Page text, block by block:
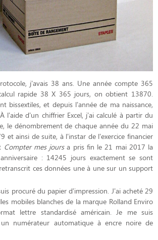
j’avais 38 ans. Une année compte 365
rapide 38 X 365 jours, on obtient 13870.
bissextiles, et depuis l’année de ma naissance,
l’aide d’un chiffrier Excel, j’ai calculé à partir du
le dénombrement de chaque année du 22 mai
et ainsi de suite, à l’instar de l’exercice financier
Compter mes joursa pris fin le 21 mai 2017 la
anniversaire : 14245 jours exactement se sont
ces données une à une sur un support
procuré du papier d’impression. J’ai acheté 29
mobiles blanches de la marque Rolland Enviro
lettre standardisé américain. Je me suis
numérateur automatique à encre noire de